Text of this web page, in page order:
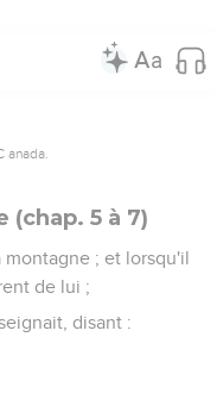
anada.
(chap. 5 à 7)
montagne ; et lorsqu'il
de lui ;
disant :